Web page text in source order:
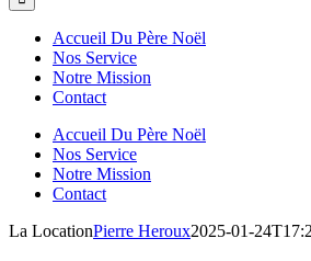
Accueil Du Père Noël
Nos Service
Notre Mission
Contact
Accueil Du Père Noël
Nos Service
Notre Mission
Contact
La LocationPierre Heroux2025-01-